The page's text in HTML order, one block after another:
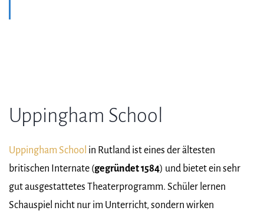
Uppingham School
Uppingham School in Rutland ist eines der ältesten
britischen Internate (gegründet 1584) und bietet ein sehr
gut ausgestattetes Theaterprogramm. Schüler lernen
Schauspiel nicht nur im Unterricht, sondern wirken